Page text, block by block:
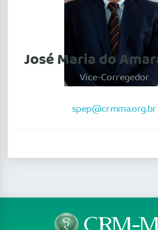
José Maria do
Vice-Corregedor
spep@crmma.org.br